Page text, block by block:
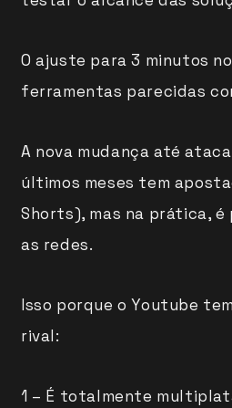
O ajuste para 3 minutos
ferramentas parecidas
A nova mudança até
últimos meses tem
Shorts), mas na prática,
as redes.
Isso porque o Youtube
rival:
1 – É totalmente